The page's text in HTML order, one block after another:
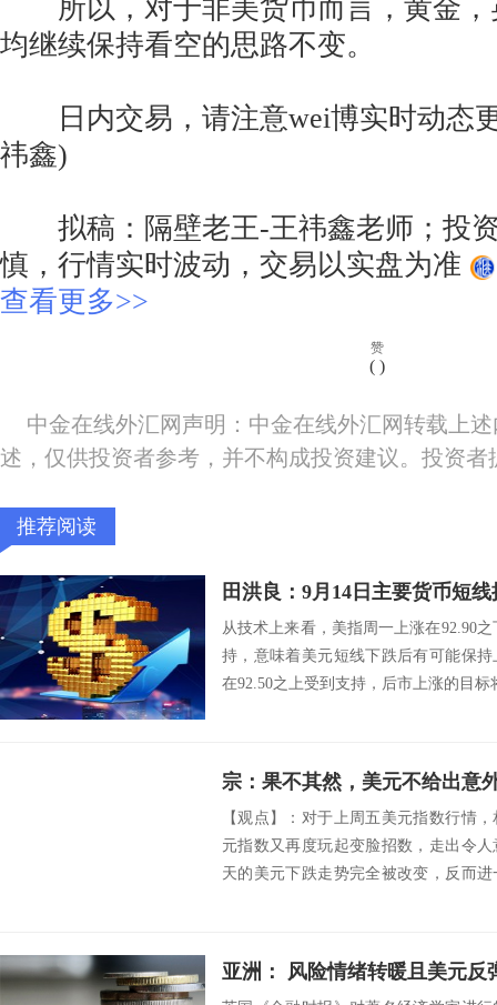
所以，对于非美货币而言，黄金，
均继续保持看空的思路不变。
日内交易，请注意wei博实时动态
祎鑫)
拟稿：隔壁老王-王祎鑫老师；投
慎，行情实时波动，交易以实盘为准
查看更多>>
赞
( )
中金在线外汇网声明：中金在线外汇网转载上
述，仅供投资者参考，并不构成投资建议。投资
推荐阅读
田洪良：9月14日主要货币
从技术上来看，美指周一上涨在92.90
持，意味着美元短线下跌后有可能保
在92.50之上受到支持，后市上涨的目标
宗：果不其然，美元不给出意
【观点】：对于上周五美元指数行情
元指数又再度玩起变脸招数，走出令
天的美元下跌走势完全被改变，反而
亚洲： 风险情绪转暖且美元反